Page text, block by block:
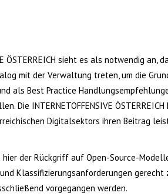
6votes
ÖSTERREICH sieht es als notwendig an,
mit der Verwaltung treten, um die
als Best Practice
Die INTERNETOFFENSIVE
Digitalsektors ihren Beitrag
der Rückgriff auf Open-Source-
Klassifizierungsanforderungen gerecht
vorgegangen werden.